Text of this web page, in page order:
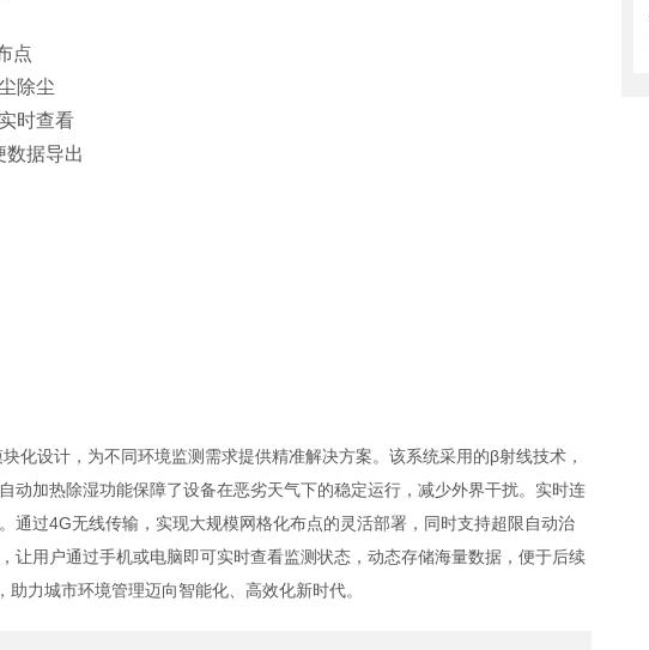
点
除尘
时查看
数据导出
化设计，为不同环境监测需求提供精准解决方案。该系统采用的β射线技术，
动加热除湿功能保障了设备在恶劣天气下的稳定运行，减少外界干扰。实时连
通过4G无线传输，实现大规模网格化布点的灵活部署，同时支持超限自动治
让用户通过手机或电脑即可实时查看监测状态，动态存储海量数据，便于后续
力城市环境管理迈向智能化、高效化新时代。